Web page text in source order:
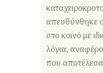
απευθύνθηκε
στο κοινό με
λόγια,
που